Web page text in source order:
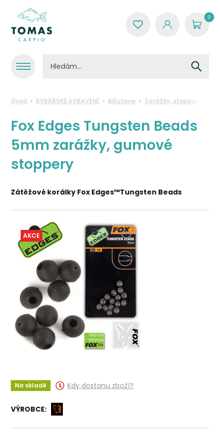
0
Úvod RYBÁŘSKÉ VYBAVENÍ Bižuterie Zarážky, stoppery a
Fox Edges Tungsten Beads
5mm zarážky, gumové
stoppery
Zátěžové korálky Fox Edges™Tungsten Beads
AKCE
Na skladě Kdy dostanu zboží?
VÝROBCE: